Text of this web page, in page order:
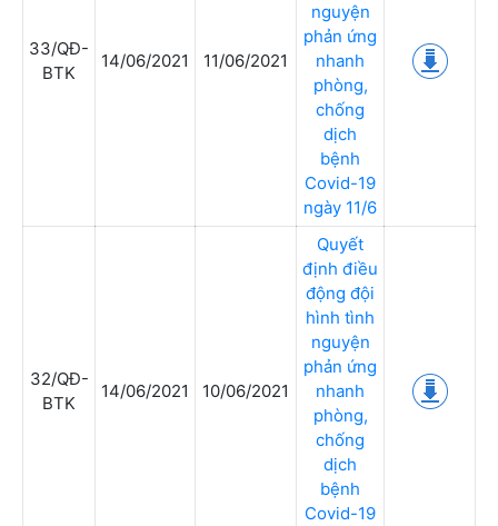
33/QĐ-
BTK
14/06/2021 11/06/2021
nguyện
phản ứng
nhanh
phòng,
chống
dịch
bệnh
Covid-19
ngày 11/6
32/QĐ-
BTK
14/06/2021 10/06/2021
Quyết
định điều
động đội
hình tình
nguyện
phản ứng
nhanh
phòng,
chống
dịch
bệnh
Covid-19